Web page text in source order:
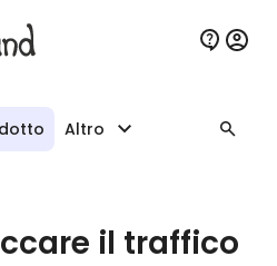
Altro
il traffico